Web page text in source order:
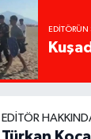
EDITÖRÜN
EDITÖR